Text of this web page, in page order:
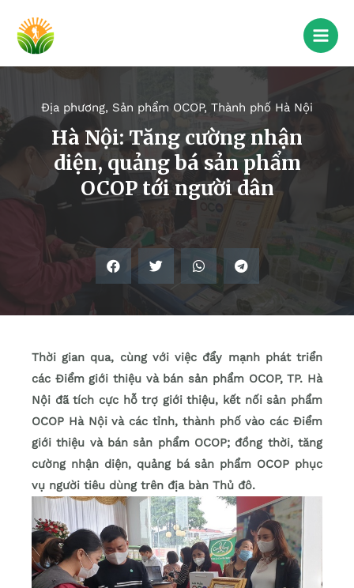
Địa phương, Sản phẩm OCOP, Thành phố Hà Nội
Hà Nội: Tăng cường nhận
diện, quảng bá sản phẩm
OCOP tới người dân
Thời gian qua, cùng với việc đẩy mạnh phát triển
các Điểm giới thiệu và bán sản phẩm OCOP, TP. Hà
Nội đã tích cực hỗ trợ giới thiệu, kết nối sản phẩm
OCOP Hà Nội và các tỉnh, thành phố vào các Điểm
giới thiệu và bán sản phẩm OCOP; đồng thời, tăng
cường nhận diện, quảng bá sản phẩm OCOP phục
vụ người tiêu dùng trên địa bàn Thủ đô.